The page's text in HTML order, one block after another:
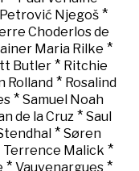
Njegoš *
Choderlos de
Maria Rilke *
Butler* Ritchie
Rolland* Rosalind
* Samuel Noah
de la Cruz * Saul
* Søren
Terrence Malick *
* Vauvenargues *